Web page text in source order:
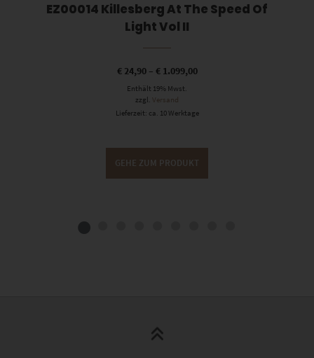
EZ00014 Killesberg At The Speed Of
Light Vol II
€24,90– €1.099,00
Enthält 19% Mwst.
zzgl. Versand
Lieferzeit: ca. 10 Werktage
GEHE ZUM PRODUKT